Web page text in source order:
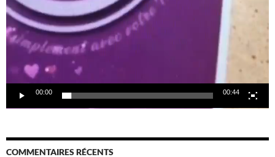
00:00 00:44
COMMENTAIRES RÉCENTS